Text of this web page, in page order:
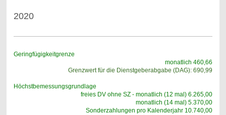
2020
Geringfügigkeitgrenze
monatlich 460,66
Grenzwert für die Dienstgeberabgabe (DAG): 690,99
Höchstbemessungsgrundlage
freies DV ohne SZ - monatlich (12 mal) 6.265,00
monatlich (14 mal) 5.370,00
Sonderzahlungen pro Kalenderjahr 10.740,00